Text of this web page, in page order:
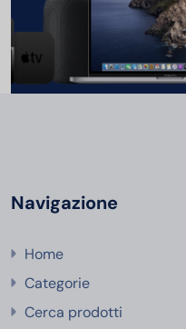
Navigazione
Home
Categorie
Cerca prodotti